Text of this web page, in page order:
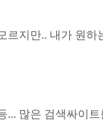
르지만.. 내가 원
... 많은 검색싸이